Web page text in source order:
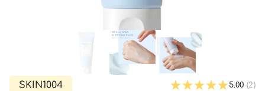
Кремы для тела с SPF
Миниатюры
Карбокситерапия
Бьюти Гаджеты
Автозагар
Специальный уход
Для детей
Для мужчин
Дезодоранты
Интимный уход
Автозагар
SKIN1004 5.00 (2)